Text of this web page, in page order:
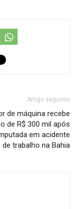
Artigo seguinte
de máquina recebe
de R$ 300 mil após
em acidente
de trabalho na Bahia